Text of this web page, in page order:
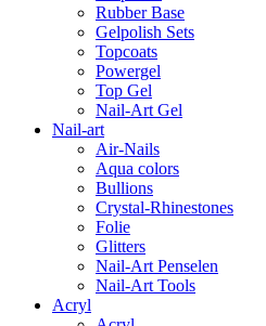
Rubber Base
Gelpolish Sets
Topcoats
Powergel
Top Gel
Nail-Art Gel
Nail-art
Air-Nails
Aqua colors
Bullions
Crystal-Rhinestones
Folie
Glitters
Nail-Art Penselen
Nail-Art Tools
Acryl